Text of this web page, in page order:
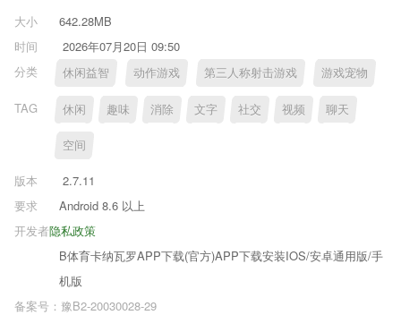
大小
642.28MB
时间
2026年07月20日 09:50
分类
休闲益智 动作游戏 第三人称射击游戏 游戏宠物
TAG 休闲 趣味 消除 文字 社交 视频 聊天
空间
版本
2.7.11
要求
Android 8.6 以上
隐私政策
开发者
B体育卡纳瓦罗APP下载(官方)APP下载安装IOS/安卓通用版/手
机版
备案号：豫B2-20030028-29